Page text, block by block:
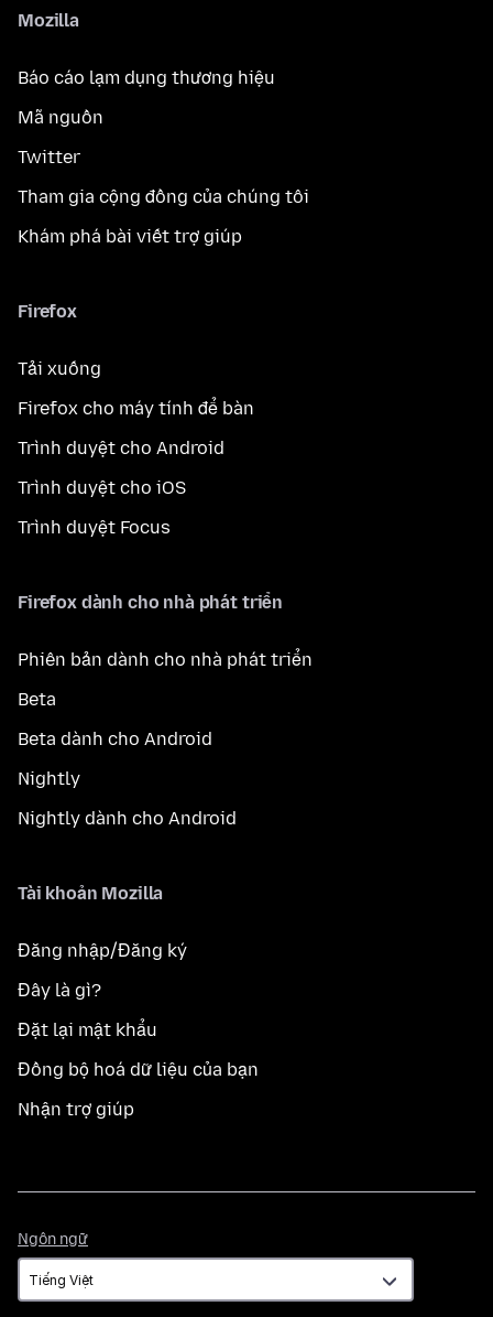
Mozilla
Báo cáo lạm dụng thương hiệu
Mã nguồn
Twitter
Tham gia cộng đồng của chúng tôi
Khám phá bài viết trợ giúp
Firefox
Tải xuống
Firefox cho máy tính để bàn
Trình duyệt cho Android
Trình duyệt cho iOS
Trình duyệt Focus
Firefox dành cho nhà phát triển
Phiên bản dành cho nhà phát triển
Beta
Beta dành cho Android
Nightly
Nightly dành cho Android
Tài khoản Mozilla
Đăng nhập/Đăng ký
Đây là gì?
Đặt lại mật khẩu
Đồng bộ hoá dữ liệu của bạn
Nhận trợ giúp
Ngôn ngữ
ngữ